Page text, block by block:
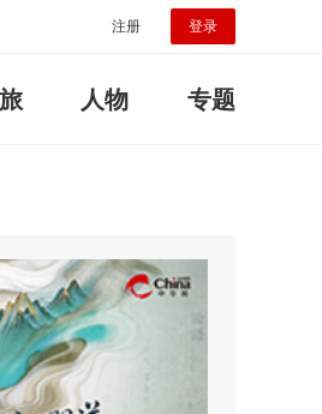
注册 登录
人物 专题